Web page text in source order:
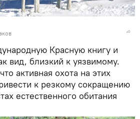
Красную книгу и
вид, близкий к уязвимому.
активная охота на этих
к резкому сокращению
естественного обитания